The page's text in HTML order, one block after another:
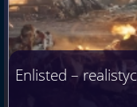
Enlisted –